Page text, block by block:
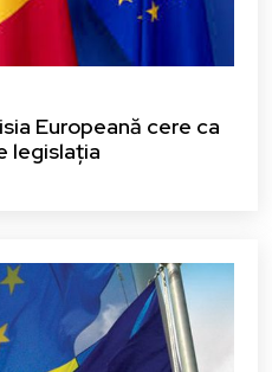
Europeană cere ca
legislația